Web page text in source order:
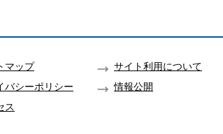
マップ
サイト利用について
バシーポリシー
情報公開
ス